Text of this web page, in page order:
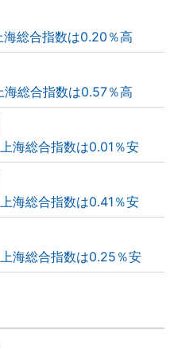
総合指数は0.20％高
総合指数は0.57％高
海総合指数は0.01％安
海総合指数は0.41％安
海総合指数は0.25％安